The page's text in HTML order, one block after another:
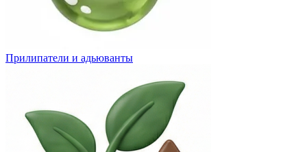
Прилипатели и адьюванты